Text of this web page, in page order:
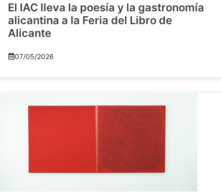
El IAC lleva la poesía y la gastronomía
alicantina a la Feria del Libro de
Alicante
07/05/2026